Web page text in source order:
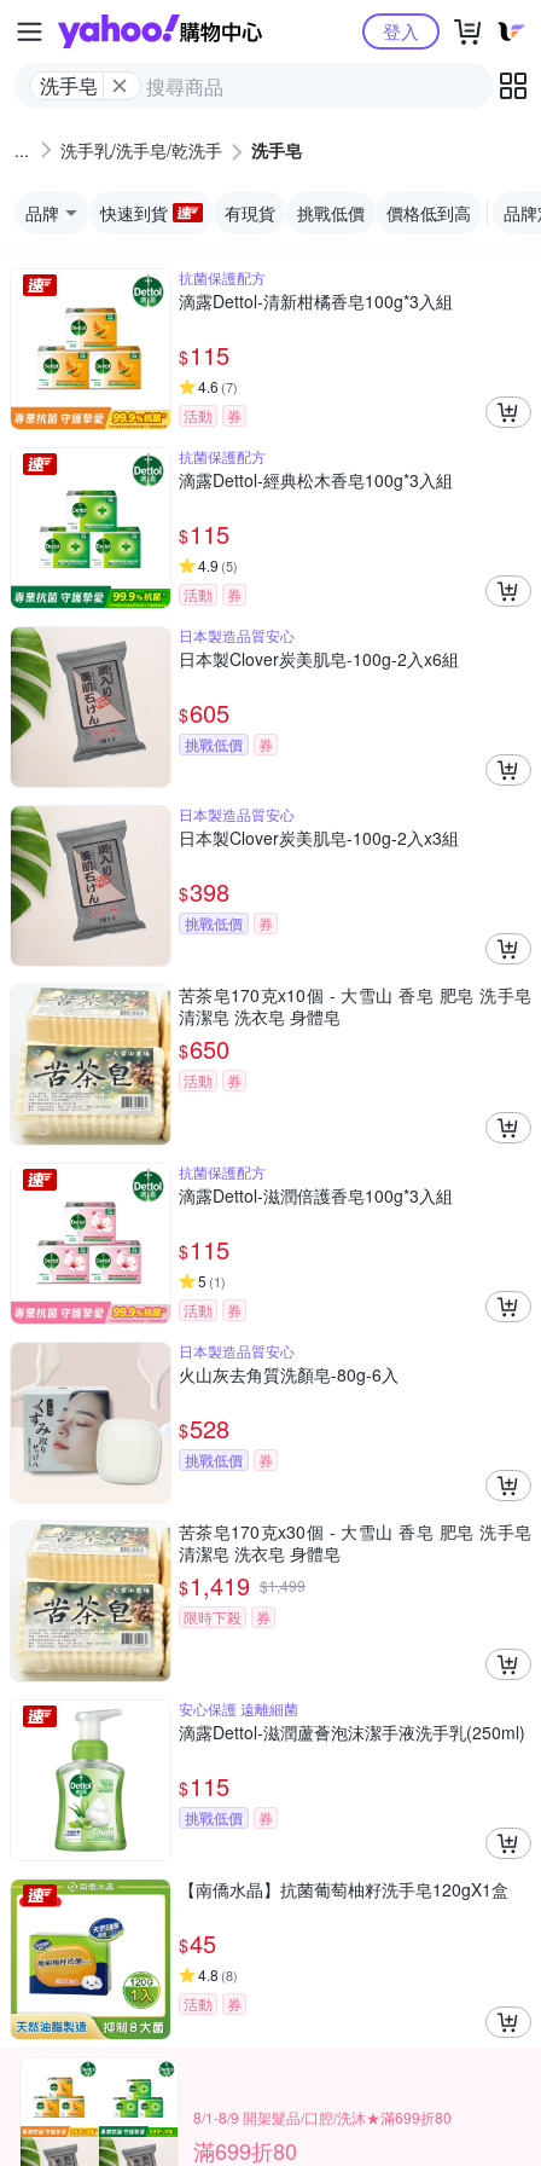
Yahoo購物中心
洗手皂
登入
洗手乳/洗手皂/乾洗手 洗手皂
品牌 快速到貨 有現貨 挑戰低價 價格低到高 品
抗菌保護配方
滴露Dettol-清新柑橘香皂100g*3入組
$115
4.6 (7)
活動
券
抗菌保護配方
滴露Dettol-經典松木香皂100g*3入組
$115
4.9 (5)
活動
券
日本製造品質安心
日本製Clover炭美肌皂-100g-2入x6組
$605
挑戰低價 券
日本製造品質安心
日本製Clover炭美肌皂-100g-2入x3組
$398
挑戰低價 券
苦茶皂170克x10個 - 大雪山 香皂 肥皂 洗手皂
清潔皂 洗衣皂 身體皂
$650
活動 券
抗菌保護配方
滴露Dettol-滋潤倍護香皂100g*3入組
$115
5 (1)
活動
券
日本製造品質安心
火山灰去角質洗顏皂-80g-6入
$528
挑戰低價 券
苦茶皂170克x30個 - 大雪山 香皂 肥皂 洗手皂
清潔皂 洗衣皂 身體皂
$1,419 $1,499
限時下殺
券
安心保護 遠離細菌
滴露Dettol-滋潤蘆薈泡沫潔手液洗手乳(250ml)
$115
挑戰低價 券
【南僑水晶】抗菌葡萄柚籽洗手皂120gX1盒
$45
4.8 (8)
活動 券
8/1-8/9 開架髮品/口腔/洗沐★滿699折80
滿699折80